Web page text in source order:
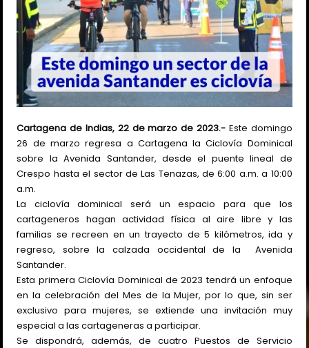
Cartagena de Indias, 22 de marzo de 2023.-Este domingo
26 de marzo regresa a Cartagena la Ciclovía Dominical
sobre la Avenida Santander, desde el puente lineal de
Crespo hasta el sector de Las Tenazas, de 6:00 a.m. a 10:00
a.m.
La ciclovía dominical será un espacio para que los
cartageneros hagan actividad física al aire libre y las
familias se recreen en un trayecto de 5 kilómetros, ida y
regreso, sobre la calzada occidental de la Avenida
Santander.
Esta primera Ciclovía Dominical de 2023 tendrá un enfoque
en la celebración del Mes de la Mujer, por lo que, sin ser
exclusivo para mujeres, se extiende una invitación muy
especial a las cartageneras a participar.
Se dispondrá, además, de cuatro Puestos de Servicio